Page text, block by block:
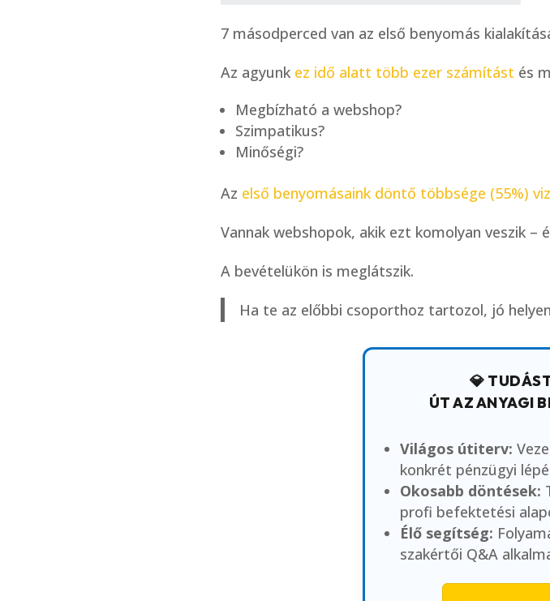
7 másodperced van az első benyomás
Az agyunk ez idő alatt több ezer számítást és
Megbízható a webshop?
Szimpatikus?
Minőségi?
Az első benyomásaink döntő többsége (55%)
Vannak webshopok, akik ezt komolyan veszik –
A bevételükön is meglátszik.
Ha te az előbbi csoporthoz tartozol, jó
💎
ÚT AZ ANYAGI
Világos útiterv:
konkrét pénzügyi
Okosabb döntések:
profi befektetési
Élő segítség:
szakértői Q&A